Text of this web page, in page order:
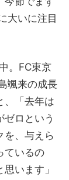
大いに注目
。FC東京
颯来の成長
、「去年は
ロという
を、与えら
ているの
います」